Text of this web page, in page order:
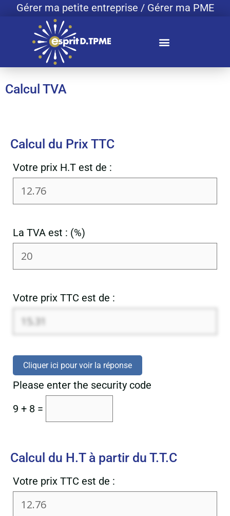
Gérer ma petite entreprise / Gérer ma PME
Calcul TVA
Calcul du Prix TTC
Votre prix H.T est de :
La TVA est : (%)
Votre prix TTC est de :
Cliquer ici pour voir la réponse
Please enter the security code
9 + 8 =
Calcul du H.T à partir du T.T.C
Votre prix TTC est de :